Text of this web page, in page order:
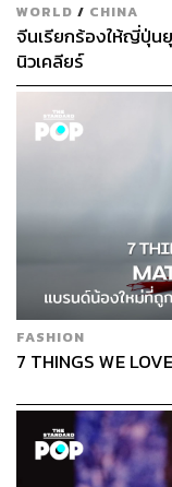
WORLD / CHINA
จีนเรียกร้องให้ญี่ปุ่น
นิวเคลียร์
FASHION
7 THINGS WE